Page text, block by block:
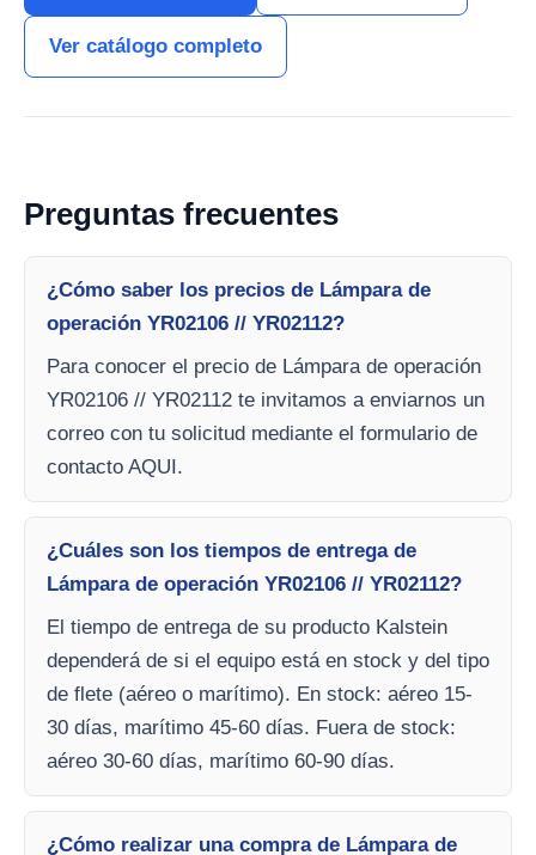
Ver catálogo completo
Preguntas frecuentes
¿Cómo saber los precios de Lámpara de
operación YR02106 // YR02112?
Para conocer el precio de Lámpara de operación
YR02106 // YR02112 te invitamos a enviarnos un
correo con tu solicitud mediante el formulario de
contacto AQUI.
¿Cuáles son los tiempos de entrega de
Lámpara de operación YR02106 // YR02112?
El tiempo de entrega de su producto Kalstein
dependerá de si el equipo está en stock y del tipo
de flete (aéreo o marítimo). En stock: aéreo 15-
30 días, marítimo 45-60 días. Fuera de stock:
aéreo 30-60 días, marítimo 60-90 días.
¿Cómo realizar una compra de Lámpara de